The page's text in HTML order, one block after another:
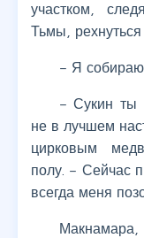
участком,
Тьмы,
– Я
– Сукин ты
не в лучшем
цирковым
полу. – Сейчас
всегда меня